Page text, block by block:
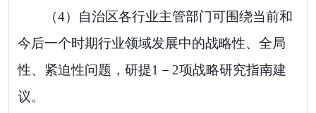
（4）自治区各行业主管部门可围绕当前和
今后一个时期行业领域发展中的战略性、全局
性、紧迫性问题，研提1－2项战略研究指南建
议。